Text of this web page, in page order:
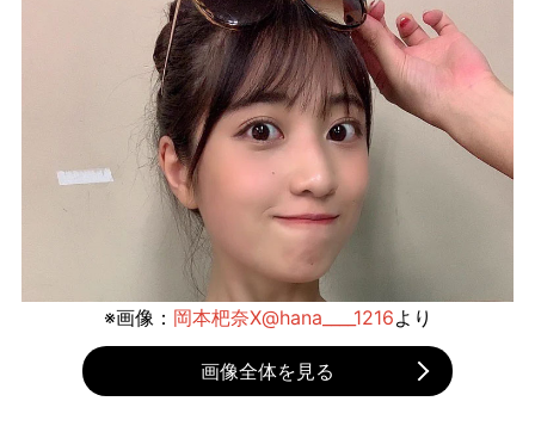
※画像： 岡本杷奈X@hana____1216より
画像全体を見る